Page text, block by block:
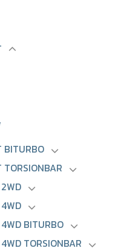
BITURBO
TORSIONBAR
BITURBO
TORSIONBAR